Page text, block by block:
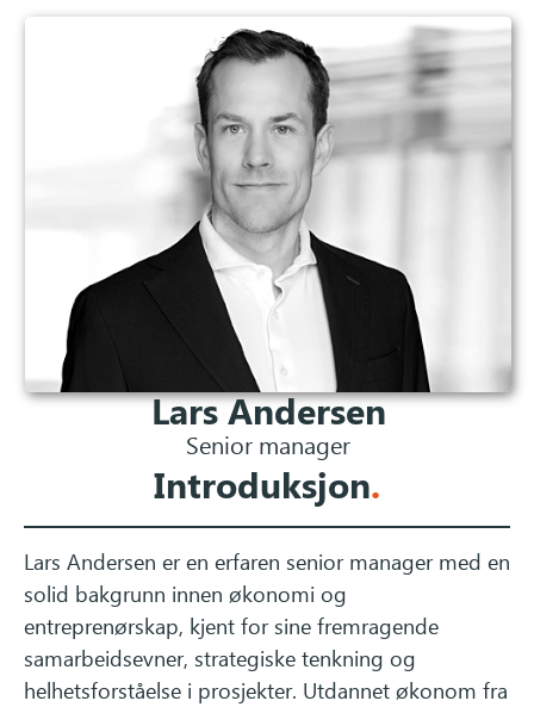
Lars Andersen
Senior manager
Introduksjon.
Lars Andersen er en erfaren senior manager med en
solid bakgrunn innen økonomi og
entreprenørskap, kjent for sine fremragende
samarbeidsevner, strategiske tenkning og
helhetsforståelse i prosjekter. Utdannet økonom fra